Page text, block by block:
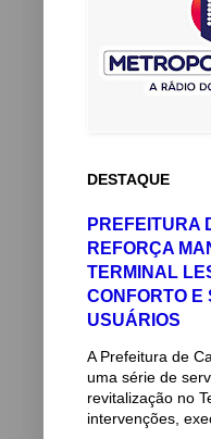
DESTAQUE
PREFEITURA
REFORÇA
TERMINAL
CONFORTO E
USUÁRIOS
A Prefeitura de
uma série de
revitalização no
intervenções,